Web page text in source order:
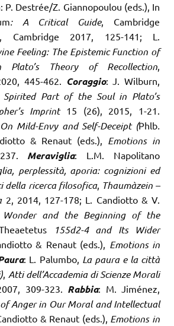
P. Destrée/Z. Giannopoulou (eds.), In
: A Critical Guide, Cambridge
Cambridge 2017, 125-141; L.
Feeling: The Epistemic Function of
Theory of Recollection,
445-462. Coraggio: J. Wilburn,
Spirited Part of the Soul in Plato’s
Imprint 15 (26), 2015, 1-21.
On Mild-Envy and Self-Deceipt (Phlb.
& Renaut (eds.), Emotions in
Meraviglia: L.M. Napolitano
perplessità, aporia: cognizioni ed
della ricerca filosofica, Thaumàzein –
2, 2014, 127-178; L. Candiotto & V.
Wonder and the Beginning of the
155d2-4 and Its Wider
& Renaut (eds.), Emotions in
: L. Palumbo, La paura e la città
, Atti dell’Accademia di Scienze Morali
309-323. Rabbia: M. Jiménez,
Anger in Our Moral and Intellectual
& Renaut (eds.), Emotions in